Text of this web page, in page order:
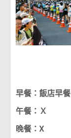
早餐：飯店早餐
午餐：Ｘ
晚餐：X